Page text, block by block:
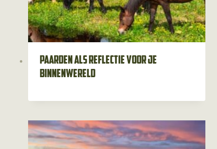
Paarden als reflectie voor je
binnenwereld